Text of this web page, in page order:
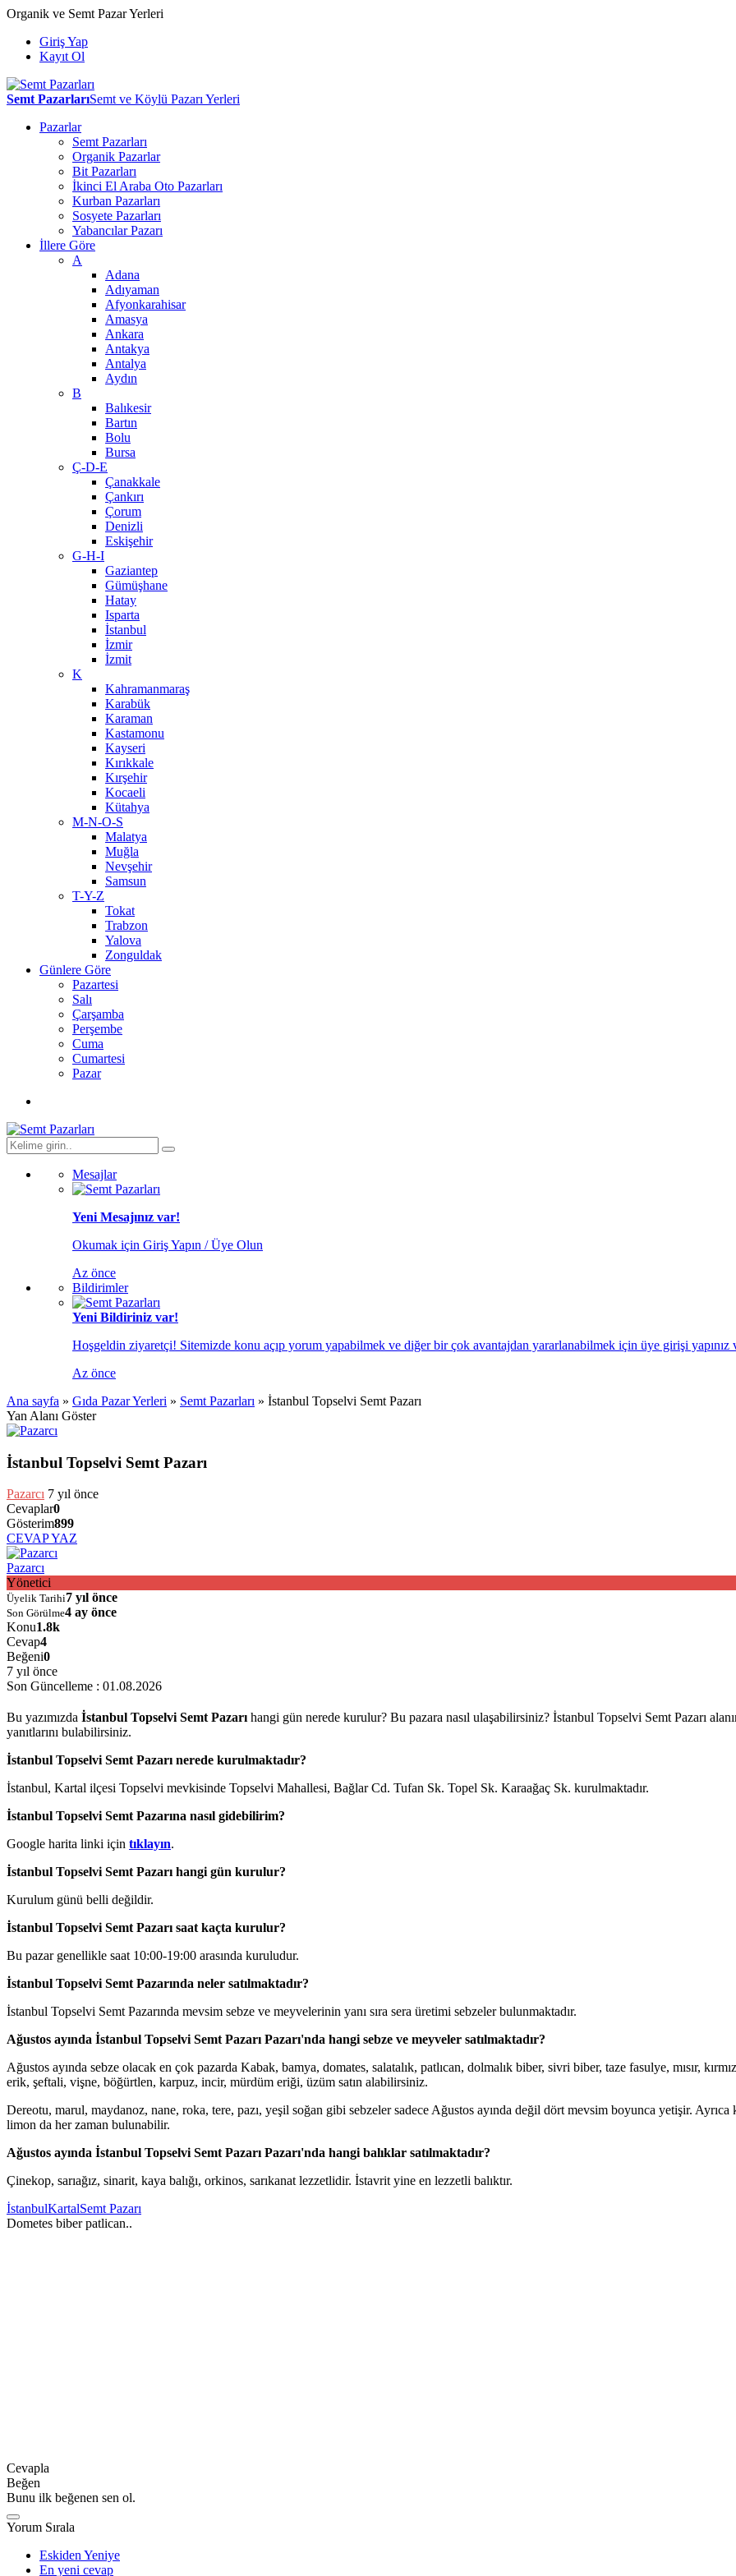
Organik ve Semt Pazar Yerleri
Giriş Yap
Kayıt Ol
Semt PazarlarıSemt ve Köylü Pazarı Yerleri
Pazarlar
Semt Pazarları
Organik Pazarlar
Bit Pazarları
İkinci El Araba Oto Pazarları
Kurban Pazarları
Sosyete Pazarları
Yabancılar Pazarı
İllere Göre
A
Adana
Adıyaman
Afyonkarahisar
Amasya
Ankara
Antakya
Antalya
Aydın
B
Balıkesir
Bartın
Bolu
Bursa
Ç-D-E
Çanakkale
Çankırı
Çorum
Denizli
Eskişehir
G-H-I
Gaziantep
Gümüşhane
Hatay
Isparta
İstanbul
İzmir
İzmit
K
Kahramanmaraş
Karabük
Karaman
Kastamonu
Kayseri
Kırıkkale
Kırşehir
Kocaeli
Kütahya
M-N-O-S
Malatya
Muğla
Nevşehir
Samsun
T-Y-Z
Tokat
Trabzon
Yalova
Zonguldak
Günlere Göre
Pazartesi
Salı
Çarşamba
Perşembe
Cuma
Cumartesi
Pazar
Mesajlar
Yeni Mesajınız var!
Okumak için Giriş Yapın / Üye Olun
Az önce
Bildirimler
Yeni Bildiriniz var!
Hoşgeldin ziyaretçi! Sitemizde konu açıp yorum yapabilmek ve diğer bir çok avantajdan yararlanabilmek için üye girişi
Az önce
Ana sayfa » Gıda Pazar Yerleri » Semt Pazarları » İstanbul Topselvi Semt Pazarı
Yan Alanı Göster
İstanbul Topselvi Semt Pazarı
Pazarcı 7 yıl önce
Cevaplar0
Gösterim899
CEVAP YAZ
Pazarcı
Yönetici
Üyelik Tarihi7 yıl önce
Son Görülme4 ay önce
Konu1.8k
Cevap4
Beğeni0
7 yıl önce
Son Güncelleme : 01.08.2026
Bu yazımızda İstanbul Topselvi Semt Pazarıhangi gün nerede kurulur? Bu pazara nasıl ulaşabilirsiniz? İstanbul Topselvi Semt Pazarı
yanıtlarını bulabilirsiniz.
İstanbul Topselvi Semt Pazarı nerede kurulmaktadır?
İstanbul, Kartal ilçesi Topselvi mevkisinde Topselvi Mahallesi, Bağlar Cd. Tufan Sk. Topel Sk. Karaağaç Sk. kurulmaktadır.
İstanbul Topselvi Semt Pazarına nasıl gidebilirim?
Google harita linki için tıklayın.
İstanbul Topselvi Semt Pazarı hangi gün kurulur?
Kurulum günü belli değildir.
İstanbul Topselvi Semt Pazarı saat kaçta kurulur?
Bu pazar genellikle saat 10:00-19:00 arasında kuruludur.
İstanbul Topselvi Semt Pazarında neler satılmaktadır?
İstanbul Topselvi Semt Pazarında mevsim sebze ve meyvelerinin yanı sıra sera üretimi sebzeler bulunmaktadır.
Ağustos ayında İstanbul Topselvi Semt Pazarı Pazarı'nda hangi sebze ve meyveler satılmaktadır?
Ağustos ayında sebze olacak en çok pazarda Kabak, bamya, domates, salatalık, patlıcan, dolmalık biber, sivri biber, taze fasulye, mısır,
erik, şeftali, vişne, böğürtlen, karpuz, incir, mürdüm eriği, üzüm satın alabilirsiniz.
Dereotu, marul, maydanoz, nane, roka, tere, pazı, yeşil soğan gibi sebzeler sadece Ağustos ayında değil dört mevsim boyunca yetişir.
limon da her zaman bulunabilir.
Ağustos ayında İstanbul Topselvi Semt Pazarı Pazarı'nda hangi balıklar satılmaktadır?
Çinekop, sarıağız, sinarit, kaya balığı, orkinos, sarıkanat lezzetlidir. İstavrit yine en lezzetli balıktır.
İstanbulKartalSemt Pazarı
Dometes biber patlican..
Cevapla
Beğen
Bunu ilk beğenen sen ol.
Yorum Sırala
Eskiden Yeniye
En yeni cevap